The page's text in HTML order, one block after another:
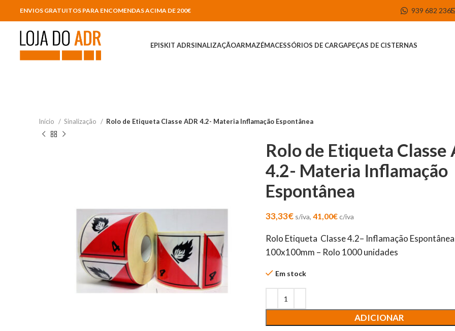
ENVIOS GRATUITOS PARA ENCOMENDAS ACIMA DE 200€ 939 682 236
EPISKIT ADRSINALIZAÇÃOARMAZÉMACESSÓRIOS DE CARGAPEÇAS DE CISTERNAS
Início Sinalização Rolo de Etiqueta Classe ADR 4.2- Materia Inflamação Espontânea
Rolo de Etiqueta Classe
4.2- Materia Inflamação
Espontânea
33,33€ s/iva, 41,00€c/iva
Rolo Etiqueta Classe 4.2– Inflamação
100x100mm – Rolo 1000 unidades
Em stock
ADICIONAR